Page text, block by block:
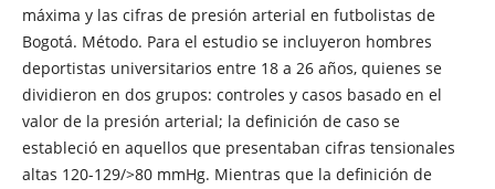
máxima y las cifras de presión arterial en futbolistas de
Bogotá. Método. Para el estudio se incluyeron hombres
deportistas universitarios entre 18 a 26 años, quienes se
dividieron en dos grupos: controles y casos basado en el
valor de la presión arterial; la definición de caso se
estableció en aquellos que presentaban cifras tensionales
altas 120-129/>80 mmHg. Mientras que la definición de